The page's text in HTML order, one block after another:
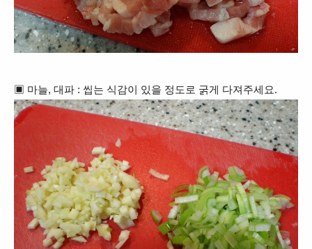
▣ 마늘, 대파 : 씹는 식감이 있을 정도로 굵게 다져주세요.